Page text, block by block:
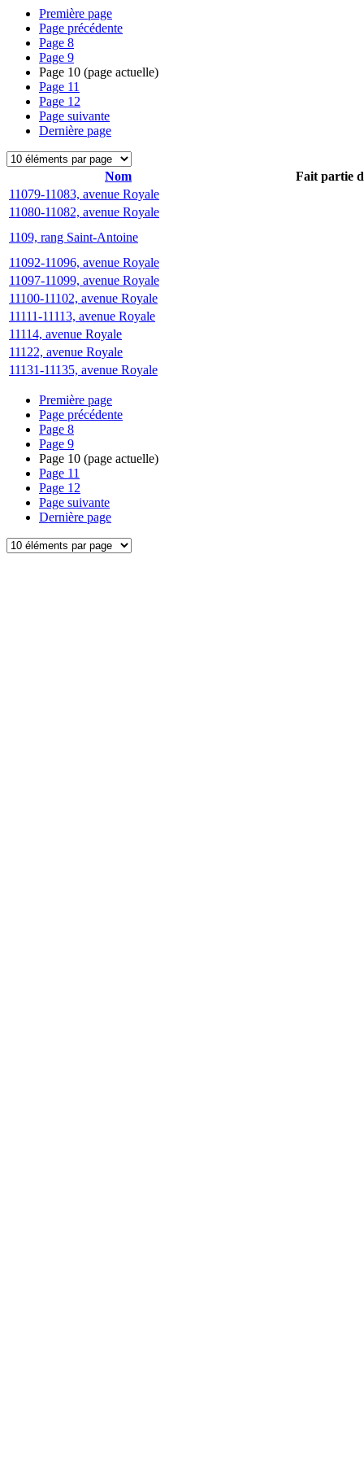
Première page
Page précédente
Page 8
Page 9
Page 10 (page actuelle)
Page 11
Page 12
Page suivante
Dernière page
Nom
Fait partie
11079-11083, avenue Royale
11080-11082, avenue Royale
1109, rang Saint-Antoine
11092-11096, avenue Royale
11097-11099, avenue Royale
11100-11102, avenue Royale
11111-11113, avenue Royale
11114, avenue Royale
11122, avenue Royale
11131-11135, avenue Royale
Première page
Page précédente
Page 8
Page 9
Page 10 (page actuelle)
Page 11
Page 12
Page suivante
Dernière page